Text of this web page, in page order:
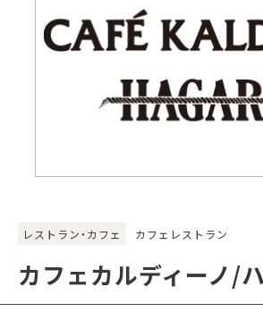
レストラン・カフェ カフェレストラン
カフェカルディーノ/